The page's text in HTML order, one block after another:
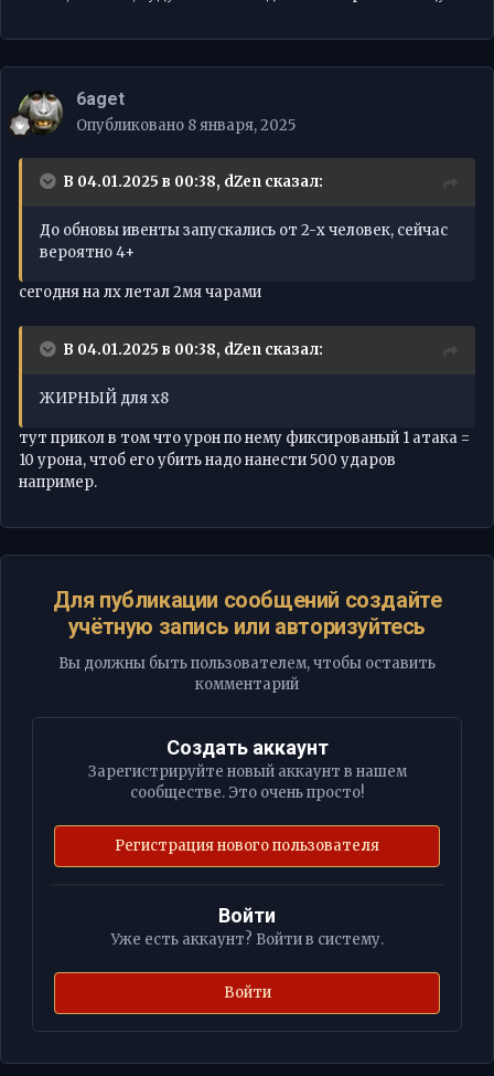
6aget
Опубликовано 8 января, 2025
В 04.01.2025 в 00:38, dZen сказал:
До обновы ивенты запускались от 2-х человек, сейчас
вероятно 4+
сегодня на лх летал 2мя чарами
В 04.01.2025 в 00:38, dZen сказал:
ЖИРНЫЙ для х8
тут прикол в том что урон по нему фиксированый 1 атака =
10 урона, чтоб его убить надо нанести 500 ударов
например.
Для публикации сообщений создайте
учётную запись или авторизуйтесь
Вы должны быть пользователем, чтобы оставить
комментарий
Создать аккаунт
Зарегистрируйте новый аккаунт в нашем
сообществе. Это очень просто!
Регистрация нового пользователя
Войти
Уже есть аккаунт? Войти в систему.
Войти